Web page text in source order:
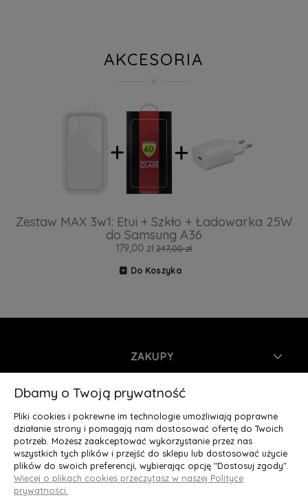
AKCESORIA
Zestaw MAX 3w1: Etui + Szkło + Ładowarka 25W
do Samsung A36
179,00 zł 247,00 zł
Do Koszyka
ZAKUPY
INFORMACJE
MOJE KONTO
O NAS
Deluxury.pl
Dbamy o Twoją prywatność
Pliki cookies i pokrewne im technologie umożliwiają poprawne
działanie strony i pomagają nam dostosować ofertę do Twoich
potrzeb. Możesz zaakceptować wykorzystanie przez nas
wszystkich tych plików i przejść do sklepu lub dostosować użycie
plików do swoich preferencji, wybierając opcję "Dostosuj zgody".
Więcej o plikach cookies przeczytasz w naszej Polityce
prywatności.